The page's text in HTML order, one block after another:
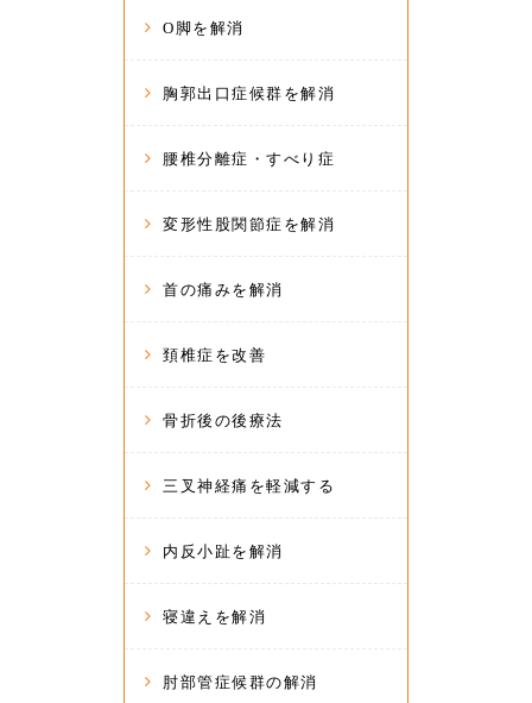
O脚を解消
胸郭出口症候群を解消
腰椎分離症・すべり症
変形性股関節症を解消
首の痛みを解消
頚椎症を改善
骨折後の後療法
三叉神経痛を軽減する
内反小趾を解消
寝違えを解消
肘部管症候群の解消